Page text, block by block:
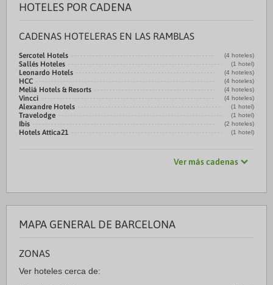
HOTELES POR CADENA
CADENAS HOTELERAS EN LAS RAMBLAS
Sercotel Hotels (4 hoteles)
Sallés Hoteles (1 hotel)
Leonardo Hotels (4 hoteles)
HCC (4 hoteles)
Meliá Hotels & Resorts (4 hoteles)
Vincci (4 hoteles)
Alexandre Hotels (1 hotel)
Travelodge (1 hotel)
Ibis (2 hoteles)
Hotels Attica21 (1 hotel)
Ver más cadenas
MAPA GENERAL DE BARCELONA
ZONAS
Ver hoteles cerca de: